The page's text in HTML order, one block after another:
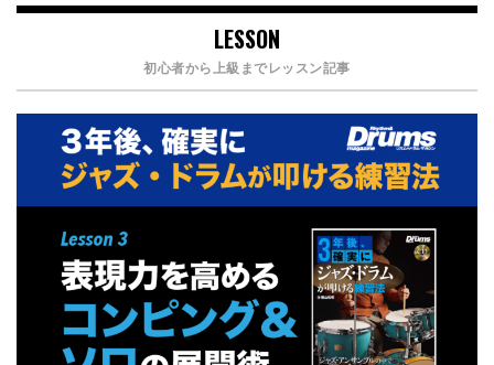
LESSON
初心者から上級までレッスン記事